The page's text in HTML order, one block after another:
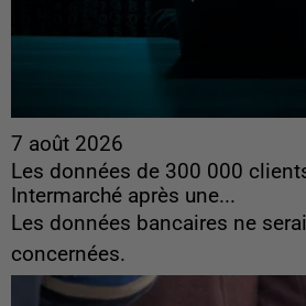
7 août 2026
Les données de 300 000
Intermarché après une...
Les données bancaires ne
concernées.